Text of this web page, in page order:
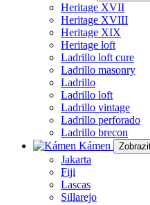
Heritage XVII
Heritage XVIII
Heritage XIX
Heritage loft
Ladrillo loft cure
Ladrillo masonry
Ladrillo
Ladrillo loft
Ladrillo vintage
Ladrillo perforado
Ladrillo brecon
Kámen
Jakarta
Fiji
Lascas
Sillarejo